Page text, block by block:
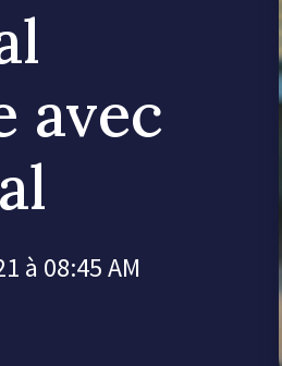
avec
à 08:45 AM